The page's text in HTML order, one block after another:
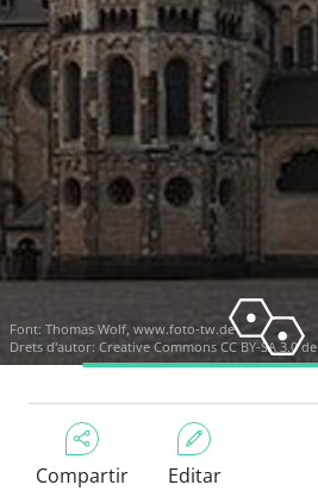
Font: Thomas Wolf, www.foto-tw.de
Drets d'autor: Creative Commons CC BY-SA 3.0 de
Compartir Editar